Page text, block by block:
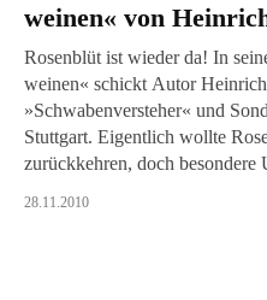
weinen« von
Rosenblüt ist wieder da! In
weinen« schickt Autor
»Schwabenversteher« und
Stuttgart. Eigentlich wollte
zurückkehren, doch besondere
28.11.2010